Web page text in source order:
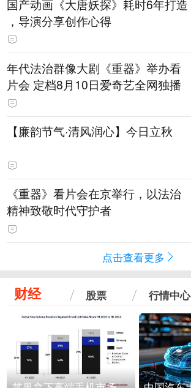
国产动画《大唐妖探》耗时6年打造
，导演分享创作心得
年代法治群像大剧《重器》举办看
片会 定档8月10日爱奇艺全网独播
【廉韵节气·清风润心】今日立秋
《重器》看片会在京举行，以法治
精神致敬时代守护者
点击查看更多
财经 股票 行情中心